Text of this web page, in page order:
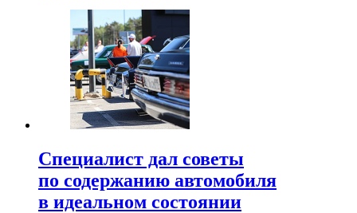
Специалист дал советы
по содержанию автомобиля
в идеальном состоянии